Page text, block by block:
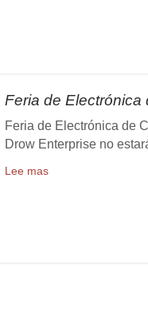
Feria de
Feria de Electrónica de
Drow Enterprise no
Lee mas